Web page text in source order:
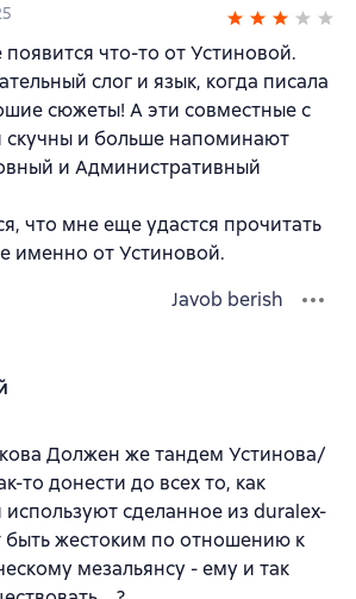
что-то от Устиновой.
слог и язык, когда писала
сюжеты! А эти совместные с
скучны и больше напоминают
и Административный
что мне еще удастся прочитать
именно от Устиновой.
Javob berish
Должен же тандем Устинова/
то донести до всех то, как
сделанное из duralex-
быть жестоким по отношению к
мезальянсу - ему и так